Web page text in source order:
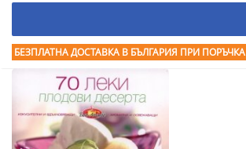
БЕЗПЛАТНА ДОСТАВКА В БЪЛГАРИЯ ПРИ ПОРЪЧКА